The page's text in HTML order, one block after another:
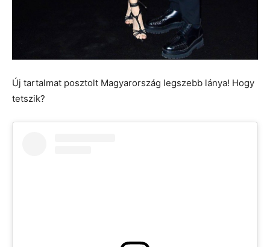
Új tartalmat posztolt Magyarország legszebb lánya! Hogy
tetszik?